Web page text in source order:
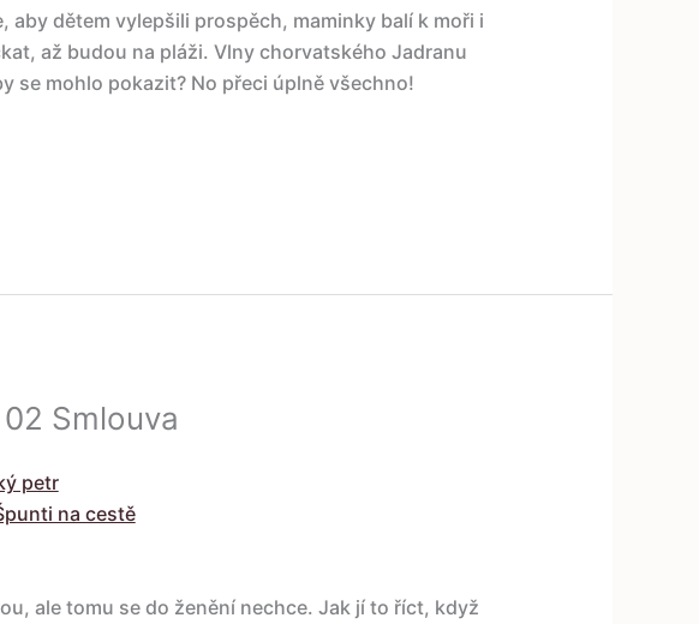
aby dětem vylepšili prospěch, maminky balí k moři i
až budou na pláži. Vlny chorvatského Jadranu
se mohlo pokazit? No přeci úplně všechno!
Smlouva
petr
na cestě
ale tomu se do ženění nechce. Jak jí to říct, když